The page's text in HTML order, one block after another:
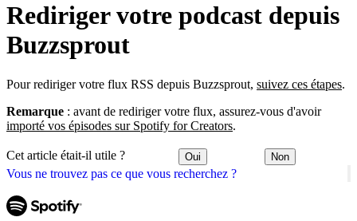
Vous ne trouvez pas ce que vous recherchez ?
Rediriger votre podcast depuis
Buzzsprout
Pour rediriger votre flux RSS depuis Buzzsprout, suivez ces étapes.
Remarque : avant de rediriger votre flux, assurez-vous d'avoir
importé vos épisodes sur Spotify for Creators.
Cet article était-il utile ? Oui Non